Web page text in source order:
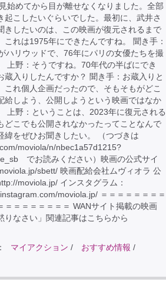
始めてから目が離せなくなりました。全部
起こしたいぐらいでした。最初に、武井さ
きしたいのは、この映画が復元されるまで
これは1975年にできたんですね。 聞き手：
ハリウッドで、76年にパリの女優たちを撮
上野：そうですね。70年代の半ばにでき
蔵入りしたんですか？ 聞き手：お蔵入りと
これ個人企画だったので、そもそもがどこ
給しよう、公開しようという映画ではなか
上野：ということは、2023年に復元される
どこでも公開されなかったってことなんで
緯をぜひお聞きしたい。 （つづきは
moviola/n/nbec1a57d1215?
でお読みください）映画の公式サイ
sbett/ 映画配給会社ムヴィオラ 公
moviola.jp/ インスタグラム：
moviola.jp/ ＝＝＝＝＝＝＝＝
＝＝＝＝＝＝＝＝ WANサイト掲載の映画
りなさい」関連記事はこちらから
マイアクション / おすすめ情報 /